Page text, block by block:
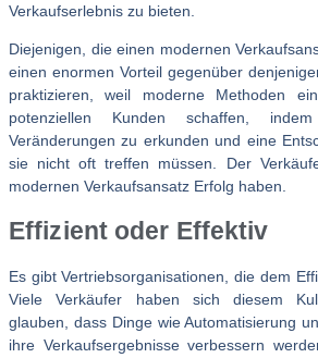
Verkaufserlebnis zu bieten.
Diejenigen, die einen modernen
einen enormen Vorteil gegenüber
praktizieren, weil moderne Methoden
potenziellen Kunden schaffen,
Veränderungen zu erkunden und eine
sie nicht oft treffen müssen. Der
modernen Verkaufsansatz Erfolg haben.
Effizient oder Effektiv
Es gibt Vertriebsorganisationen, die dem
Viele Verkäufer haben sich diesem
glauben, dass Dinge wie Automatisierung
ihre Verkaufsergebnisse verbessern